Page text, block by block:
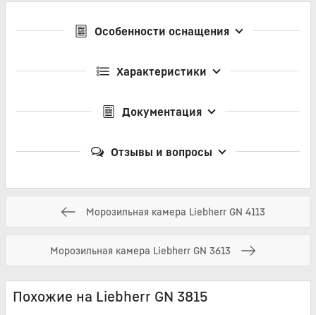
Особенности оснащения
Характеристики
Документация
Отзывы и вопросы
Морозильная камера Liebherr GN 4113
Морозильная камера Liebherr GN 3613
Похожие на Liebherr GN 3815